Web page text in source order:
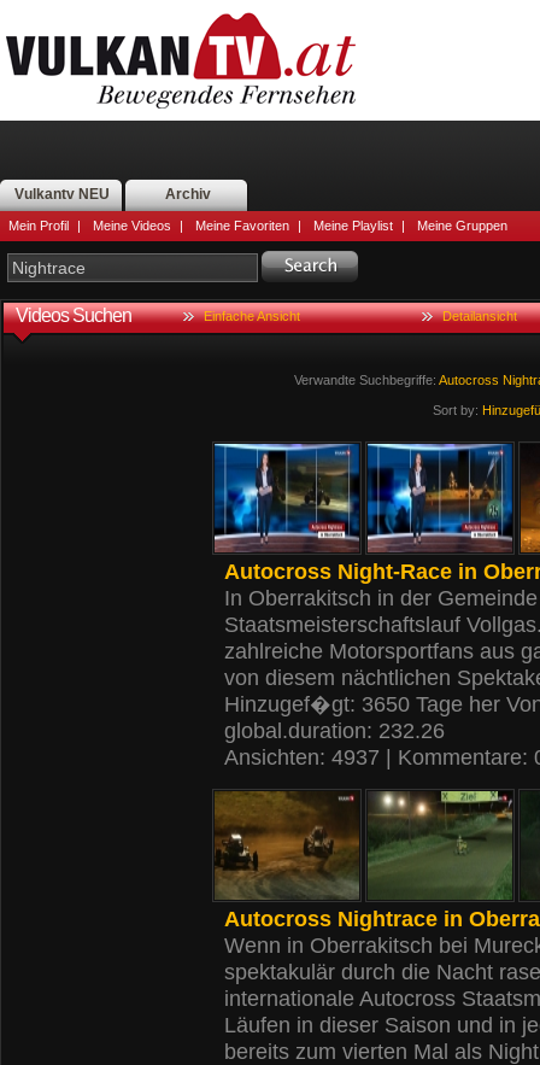
Vulkantv NEU Archiv
Mein Profil | Meine Videos | Meine Favoriten | Meine Playlist | Meine Gruppen
Videos Suchen Einfache Ansicht Detailansicht
Verwandte Suchbegriffe: Autocross
Sort by:
Autocross Night-Race in
In Oberrakitsch in der
Staatsmeisterschaftslauf
zahlreiche Motorsportfans aus
von diesem nächtlichen
Hinzugef�gt: 3650 Tage her
global.duration: 232.26
Ansichten: 4937 | Kommentare:
Autocross Nightrace in
Wenn in Oberrakitsch bei
spektakulär durch die Nacht
internationale Autocross
Läufen in dieser Saison und in
bereits zum vierten Mal als